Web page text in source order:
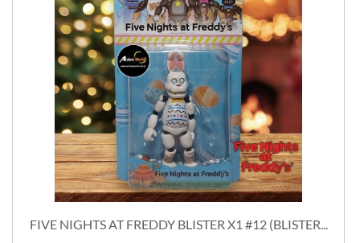
FIVE NIGHTS AT FREDDY BLISTER X1 #12 (BLISTER...